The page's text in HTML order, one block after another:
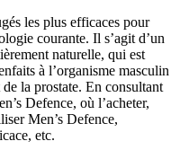
les plus efficaces pour
courante. Il s’agit d’un
naturelle, qui est
à l’organisme masculin
la prostate. En consultant
Defence, où l’acheter,
Men’s Defence,
etc.